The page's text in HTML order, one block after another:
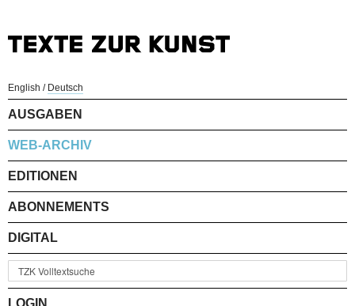
English / Deutsch
AUSGABEN
WEB-ARCHIV
EDITIONEN
ABONNEMENTS
DIGITAL
LOGIN